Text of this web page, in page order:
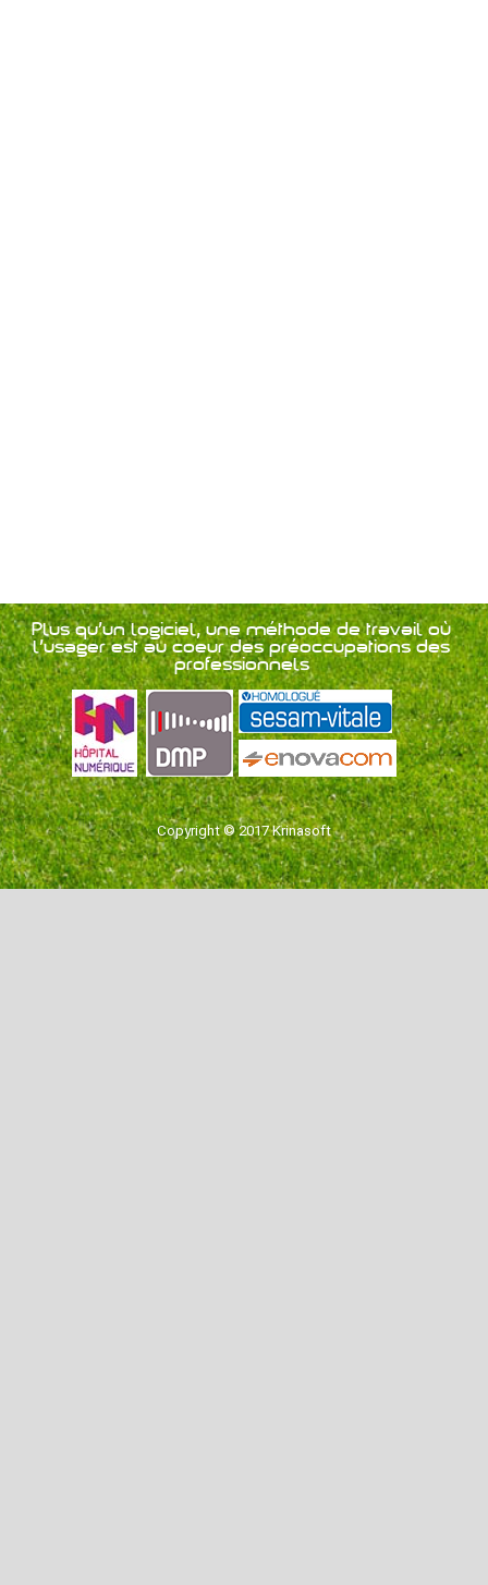
Plus qu'un logiciel, une méthode de travail où
l'usager est au coeur des préoccupations des
professionnels
Copyright © 2017 Krinasoft